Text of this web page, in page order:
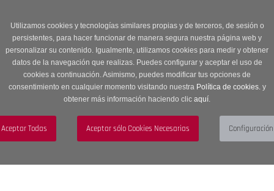
Utilizamos cookies y tecnologías similares propias y de terceros, de sesión o
persistentes, para hacer funcionar de manera segura nuestra página web y
personalizar su contenido. Igualmente, utilizamos cookies para medir y obtener
datos de la navegación que realizas. Puedes configurar y aceptar el uso de
cookies a continuación. Asimismo, puedes modificar tus opciones de
consentimiento en cualquier momento visitando nuestra Política de cookies.y
obtener más información haciendo clic aquí.
descuento en Sección OUTLET con código OUTLET20
navigation
Menú